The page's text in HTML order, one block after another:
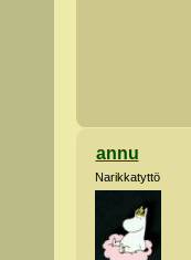
annu
Narikkatyttö